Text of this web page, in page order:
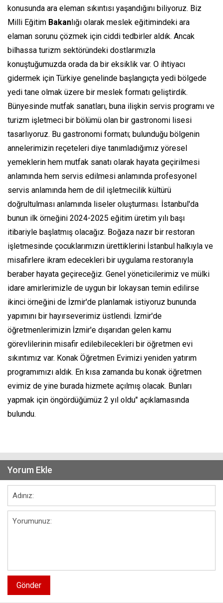
konusunda ara eleman sıkıntısı yaşandığını biliyoruz. Biz
Milli Eğitim Bakan lığı olarak meslek eğitimindeki ara
elaman sorunu çözmek için ciddi tedbirler aldık. Ancak
bilhassa turizm sektöründeki dostlarımızla
konuştuğumuzda orada da bir eksiklik var. O ihtiyacı
gidermek için Türkiye genelinde başlangıçta yedi bölgede
yedi tane olmak üzere bir meslek formatı geliştirdik.
Bünyesinde mutfak sanatları, buna ilişkin servis programı ve
turizm işletmeci bir bölümü olan bir gastronomi lisesi
tasarlıyoruz. Bu gastronomi formatı; bulunduğu bölgenin
annelerimizin reçeteleri diye tanımladığımız yöresel
yemeklerin hem mutfak sanatı olarak hayata geçirilmesi
anlamında hem servis edilmesi anlamında profesyonel
servis anlamında hem de dil işletmecilik kültürü
doğrultulması anlamında liseler oluşturması. İstanbul'da
bunun ilk örneğini 2024-2025 eğitim üretim yılı başı
itibariyle başlatmış olacağız. Boğaza nazır bir restoran
işletmesinde çocuklarımızın ürettiklerini İstanbul halkıyla ve
misafirlere ikram edecekleri bir uygulama restoranıyla
beraber hayata geçireceğiz. Genel yöneticilerimiz ve mülki
idare amirlerimizle de uygun bir lokaysan temin edilirse
ikinci örneğini de İzmir'de planlamak istiyoruz bununda
yapımını bir hayırseverimiz üstlendi. İzmir'de
öğretmenlerimizin İzmir'e dışarıdan gelen kamu
görevlilerinin misafir edilebilecekleri bir öğretmen evi
sıkıntımız var. Konak Öğretmen Evimizi yeniden yatırım
programımızı aldık. En kısa zamanda bu konak öğretmen
evimiz de yine burada hizmete açılmış olacak. Bunları
yapmak için öngördüğümüz 2 yıl oldu" açıklamasında
bulundu.
Yorum Ekle
Gönder